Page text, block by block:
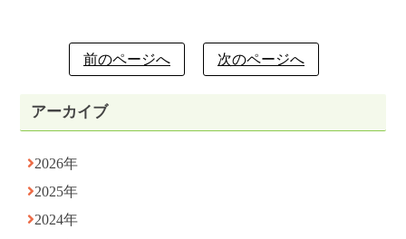
アーカイブ
2026年
2025年
2024年
前のページへ 次のページへ